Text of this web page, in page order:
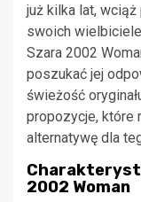
już kilka lat,
swoich
Szara 2002
poszukać jej
świeżość
propozycje, które
alternatywę dla
2002 Woman